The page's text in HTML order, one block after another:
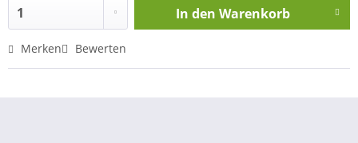
In den Warenkorb
Merken Bewerten